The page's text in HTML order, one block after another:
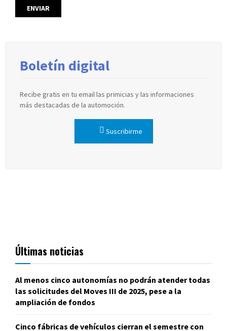
Boletín digital
Recibe gratis en tu email las primicias y las informaciones
más destacadas de la automoción.
Suscribirme
Últimas noticias
Al menos cinco autonomías no podrán atender todas
las solicitudes del Moves III de 2025, pese a la
ampliación de fondos
Cinco fábricas de vehículos cierran el semestre con